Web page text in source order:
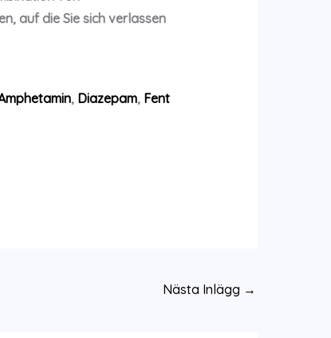
auf die Sie sich verlassen
, Diazepam, Fent
Nästa Inlägg →